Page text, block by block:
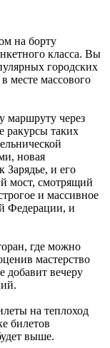
на борту
класса. Вы
городских
месте массового
маршруту через
ракурсы таких
новая
Зарядье, и его
мост, смотрящий
и массивное
Федерации, и
где можно
мастерство
добавит вечеру
на теплоход
билетов
выше.